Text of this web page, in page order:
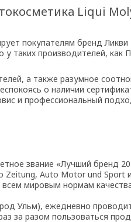
Liqui
покупателям бренд
таких производителей, как
а также разумное
о наличии
и профессиональный
звание «Лучший бренд
Zeitung, Auto Motor und Sport
мировым нормам
Ульм), ежедневно
за разом пользоваться